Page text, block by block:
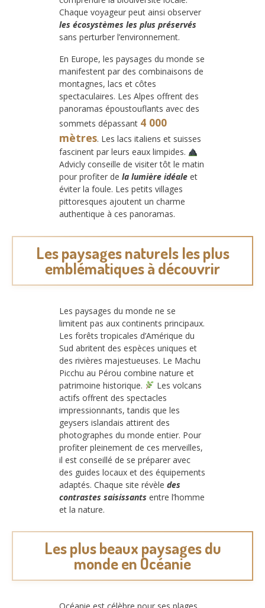
Chaque voyageur peut ainsi observer
les écosystèmes les plus préservés
sans perturber l’environnement.
En Europe, les paysages du monde se
manifestent par des combinaisons de
montagnes, lacs et côtes
spectaculaires. Les Alpes offrent des
panoramas époustouflants avec des
sommets dépassant 4 000
mètres. Les lacs italiens et suisses
fascinent par leurs eaux limpides.
Advicly conseille de visiter tôt le matin
pour profiter de la lumière idéale et
éviter la foule. Les petits villages
pittoresques ajoutent un charme
authentique à ces panoramas.
Les paysages naturels les plus
emblématiques à découvrir
Les paysages du monde ne se
limitent pas aux continents principaux.
Les forêts tropicales d’Amérique du
Sud abritent des espèces uniques et
des rivières majestueuses. Le Machu
Picchu au Pérou combine nature et
patrimoine historique.
Les volcans
actifs offrent des spectacles
impressionnants, tandis que les
geysers islandais attirent des
photographes du monde entier. Pour
profiter pleinement de ces merveilles,
il est conseillé de se préparer avec
des guides locaux et des équipements
adaptés. Chaque site révèle des
contrastes saisissants entre l’homme
et la nature.
Les plus beaux paysages du
monde en Océanie